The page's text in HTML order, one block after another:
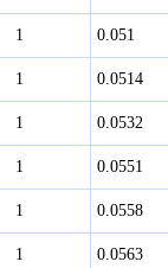
1 0.051
1 0.0514
1 0.0532
1 0.0551
1 0.0558
1 0.0563